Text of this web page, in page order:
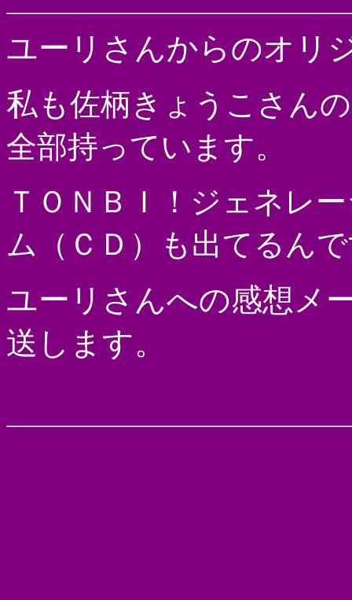
ユーリさんからのオリ
私も佐柄きょうこさん
全部持っています。
ＴＯＮＢＩ！ジェネレ
ム（ＣＤ）も出てるん
ユーリさんへの感想メ
送します。